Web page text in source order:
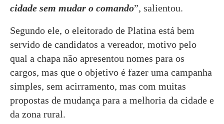
cidade sem mudar o comando”, salientou.
Segundo ele, o eleitorado de Platina está bem
servido de candidatos a vereador, motivo pelo
qual a chapa não apresentou nomes para os
cargos, mas que o objetivo é fazer uma campanha
simples, sem acirramento, mas com muitas
propostas de mudança para a melhoria da cidade e
da zona rural.